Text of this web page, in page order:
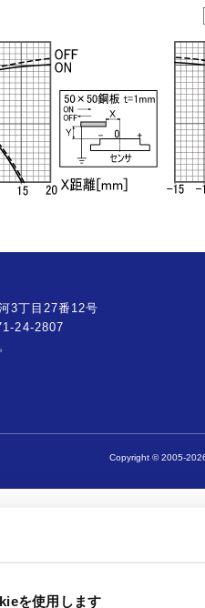
を使用します
3丁目27番12号
24-2807
Copyright © 2005-